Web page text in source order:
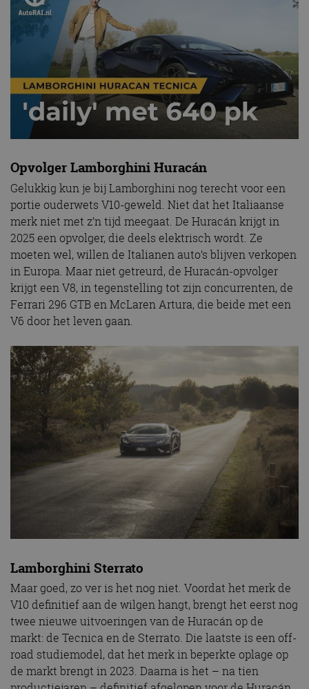
Opvolger Lamborghini Huracán
Gelukkig kun je bij Lamborghini nog terecht voor een
portie ouderwets V10-geweld. Niet dat het Italiaanse
merk niet met z’n tijd meegaat. De Huracán krijgt in
2025 een opvolger, die deels elektrisch wordt. Ze
moeten wel, willen de Italianen auto’s blijven verkopen
in Europa. Maar niet getreurd, de Huracán-opvolger
krijgt een V8, in tegenstelling tot zijn concurrenten, de
Ferrari 296 GTB en McLaren Artura, die beide met een
V6 door het leven gaan.
Lamborghini Sterrato
Maar goed, zo ver is het nog niet. Voordat het merk de
V10 definitief aan de wilgen hangt, brengt het eerst nog
twee nieuwe uitvoeringen van de Huracán op de
markt: de Tecnica en de Sterrato. Die laatste is een off-
road studiemodel, dat het merk in beperkte oplage op
de markt brengt in 2023. Daarna is het – na tien